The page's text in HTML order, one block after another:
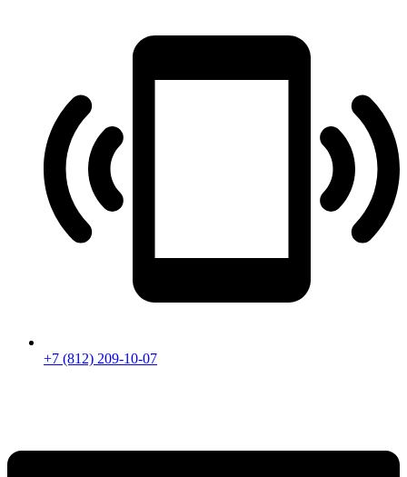
+7 (812) 209-10-07